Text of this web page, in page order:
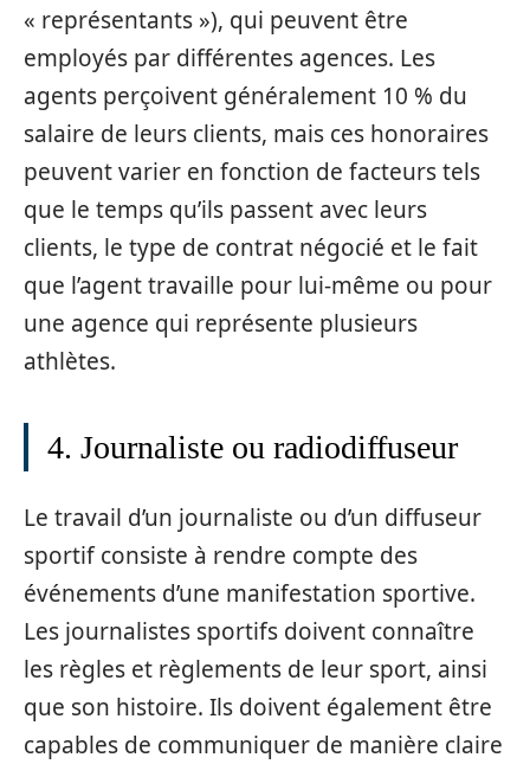
« représentants »), qui peuvent être
employés par différentes agences. Les
agents perçoivent généralement 10 % du
salaire de leurs clients, mais ces honoraires
peuvent varier en fonction de facteurs tels
que le temps qu’ils passent avec leurs
clients, le type de contrat négocié et le fait
que l’agent travaille pour lui-même ou pour
une agence qui représente plusieurs
athlètes.
4. Journaliste ou radiodiffuseur
Le travail d’un journaliste ou d’un diffuseur
sportif consiste à rendre compte des
événements d’une manifestation sportive.
Les journalistes sportifs doivent connaître
les règles et règlements de leur sport, ainsi
que son histoire. Ils doivent également être
capables de communiquer de manière claire